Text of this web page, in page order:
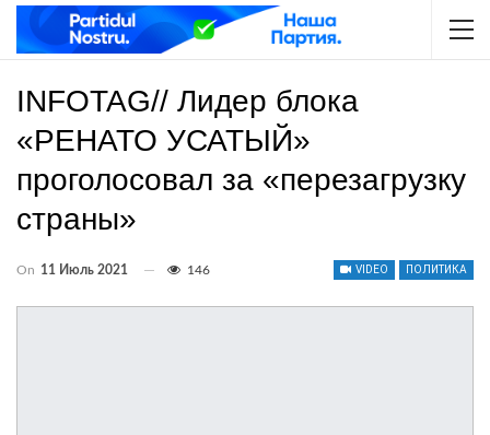
INFOTAG// Лидер блока
«РЕНАТО УСАТЫЙ»
проголосовал за «перезагрузку
страны»
VIDEO ПОЛИТИКА
On 11 Июль 2021 146